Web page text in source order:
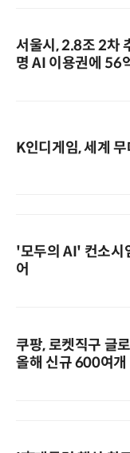
서울시, 2.8조 2차
명 AI 이용권에 56
K인디게임, 세계
'모두의 AI' 컨소시
어
쿠팡, 로켓직구 글
올해 신규 600여개